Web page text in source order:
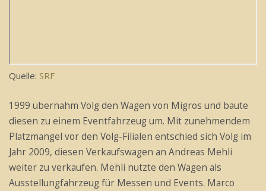
Quelle: SRF
1999 übernahm Volg den Wagen von Migros und baute
diesen zu einem Eventfahrzeug um. Mit zunehmendem
Platzmangel vor den Volg-Filialen entschied sich Volg im
Jahr 2009, diesen Verkaufswagen an Andreas Mehli
weiter zu verkaufen. Mehli nutzte den Wagen als
Ausstellungfahrzeug für Messen und Events. Marco